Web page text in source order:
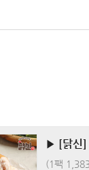
▶ [닭신]
(1팩